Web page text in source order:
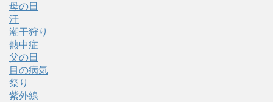
母の日
汗
潮干狩り
熱中症
父の日
目の病気
祭り
紫外線